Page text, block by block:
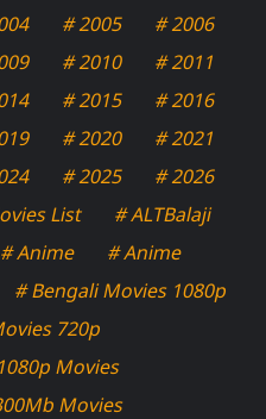
# 2005
# 2006
# 2010
# 2011
# 2015
# 2016
# 2020
# 2021
# 2025
# 2026
List
# ALTBalaji
# Anime
# Anime
# Bengali Movies 1080p
720p
Movies
Movies